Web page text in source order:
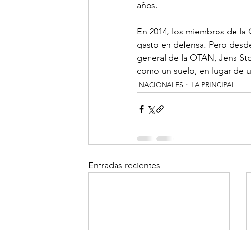
años.
En 2014, los miembros de la
gasto en defensa. Pero
general de la OTAN, Jens
como un suelo, en lugar de
NACIONALES LA PRINCIPAL
Entradas recientes